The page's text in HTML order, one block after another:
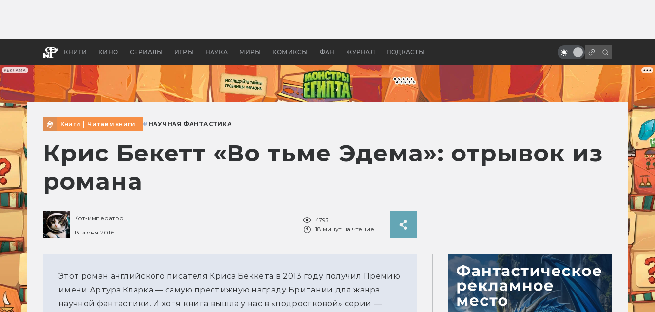
РЕКЛАМА
КНИГИ КИНО СЕРИАЛЫ ИГРЫ НАУКА МИРЫ КОМИКСЫ ФАН ЖУРНАЛ ПОДКАСТЫ
апокалипсис, в России —
бы «Властелина колец»
«Чёрная дыра»
Книги Читаем книги # НАУЧНАЯ ФАНТАСТИКА
Крис Бекетт «Во тьме Эдема»: отрывок из
романа
Кот-император
13 июня 2016 г.
4793
18 минут на чтение
Этот роман английского писателя Криса Беккета в 2013 году получил Премию
имени Артура Кларка — самую престижную награду Британии для жанра
научной фантастики. И хотя книга вышла у нас в «подростковой» серии —